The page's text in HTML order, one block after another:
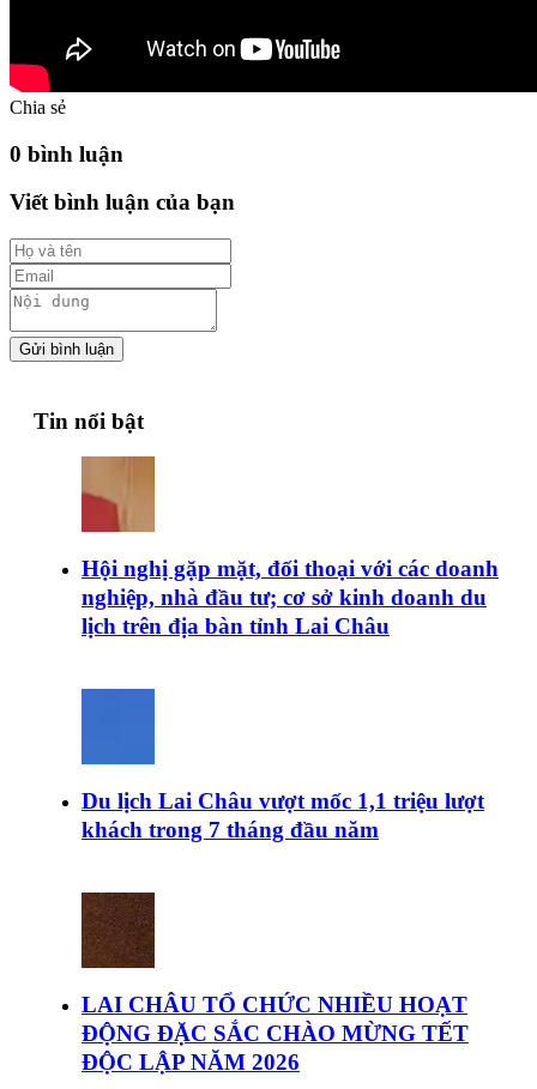
Chia sẻ
0 bình luận
Viết bình luận của bạn
Gửi bình luận
Tin nổi bật
Hội nghị gặp mặt, đối thoại với các doanh
nghiệp, nhà đầu tư; cơ sở kinh doanh du
lịch trên địa bàn tỉnh Lai Châu
Du lịch Lai Châu vượt mốc 1,1 triệu lượt
khách trong 7 tháng đầu năm
LAI CHÂU TỔ CHỨC NHIỀU HOẠT
ĐỘNG ĐẶC SẮC CHÀO MỪNG TẾT
ĐỘC LẬP NĂM 2026